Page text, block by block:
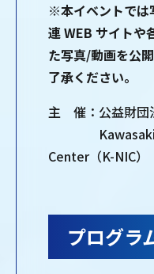
※本イベントでは
連 WEB サイトや
た写真/動画を公
了承ください。
主 催：公益財団
Kawasaki-
Center（K-NIC）
プログラ